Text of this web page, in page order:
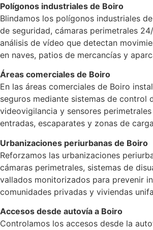
Polígonos industriales de Boiro
Blindamos los polígonos industriales
de seguridad, cámaras perimetrales
análisis de vídeo que detectan
en naves, patios de mercancías y
Áreas comerciales de Boiro
En las áreas comerciales de Boiro
seguros mediante sistemas de control
videovigilancia y sensores
entradas, escaparates y zonas de
Urbanizaciones periurbanas de Boiro
Reforzamos las urbanizaciones
cámaras perimetrales, sistemas de
vallados monitorizados para prevenir
comunidades privadas y viviendas
Accesos desde autovía a Boiro
Controlamos los accesos desde la